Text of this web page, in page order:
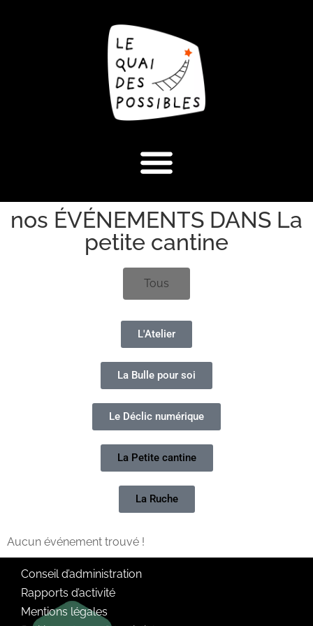
nos ÉVÉNEMENTS DANS La
petite cantine
Tous
L'Atelier
La Bulle pour soi
Le Déclic numérique
La Petite cantine
La Ruche
Aucun événement trouvé !
Conseil d’administration
Rapports d’activité
Mentions légales